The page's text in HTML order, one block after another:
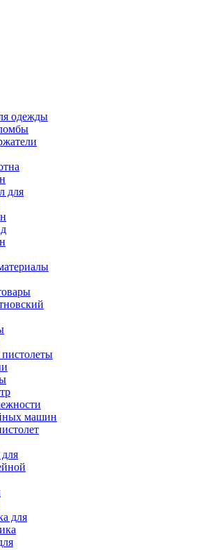
одежды
для
машин
для